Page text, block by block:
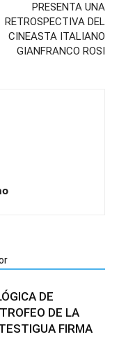
PRESENTA UNA
RETROSPECTIVA DEL
CINEASTA ITALIANO
GIANFRANCO ROSI
DE
DE LA
FIRMA